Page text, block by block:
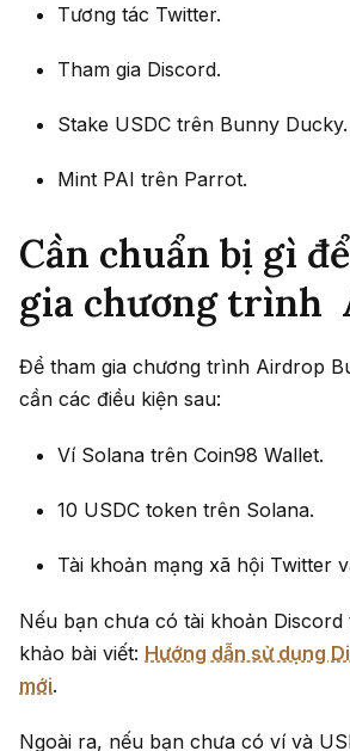
Tương tác Twitter.
Tham gia Discord.
Stake USDC trên Bunny Ducky.
Mint PAI trên Parrot.
Cần chuẩn bị gì
gia chương trình
Để tham gia chương trình Airdrop
cần các điều kiện sau:
Ví Solana trên Coin98 Wallet.
10 USDC token trên Solana.
Tài khoản mạng xã hội Twitter
Nếu bạn chưa có tài khoản
khảo bài viết: Hướng dẫn sử dụng
mới.
Ngoài ra, nếu bạn chưa có ví và